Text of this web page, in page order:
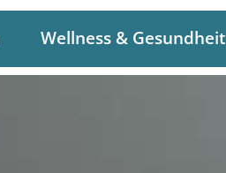
Wellness & Gesundheit